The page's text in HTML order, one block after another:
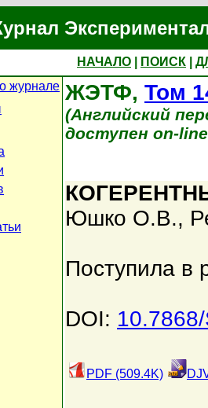
НАЧАЛО ПОИСК
журнале ЖЭТФ, Том
(Английский
доступен on-
Юшко О.В.,
Поступила в
DOI:
PDF (509.4K)